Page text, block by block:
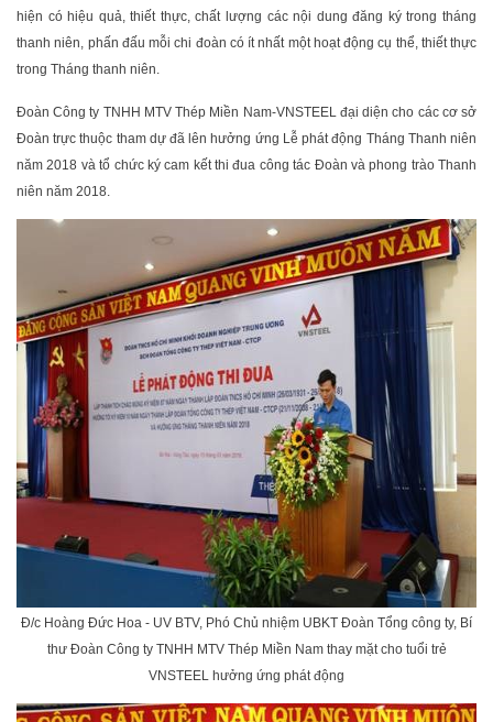
hiện có hiệu quả, thiết thực, chất lượng các nội dung đăng ký trong tháng
thanh niên, phấn đấu mỗi chi đoàn có ít nhất một hoạt động cụ thể, thiết thực
trong Tháng thanh niên.
Đoàn Công ty TNHH MTV Thép Miền Nam-VNSTEEL đại diện cho các cơ sở
Đoàn trực thuộc tham dự đã lên hưởng ứng Lễ phát động Tháng Thanh niên
năm 2018 và tổ chức ký cam kết thi đua công tác Đoàn và phong trào Thanh
niên năm 2018.
Đ/c Hoàng Đức Hoa - UV BTV, Phó Chủ nhiệm UBKT Đoàn Tổng công ty, Bí
thư Đoàn Công ty TNHH MTV Thép Miền Nam thay mặt cho tuổi trẻ
VNSTEEL hưởng ứng phát động